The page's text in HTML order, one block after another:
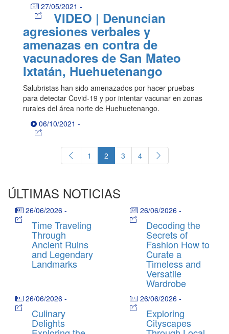
27/05/2021 -
VIDEO | Denuncian
agresiones verbales y
amenazas en contra de
vacunadores de San Mateo
Ixtatán, Huehuetenango
Salubristas han sido amenazados por hacer pruebas
para detectar Covid-19 y por intentar vacunar en zonas
rurales del área norte de Huehuetenango.
06/10/2021 -
1 2 3 4
ÚLTIMAS NOTICIAS
26/06/2026 -
Time Traveling
Through
Ancient Ruins
and Legendary
Landmarks
26/06/2026 -
Decoding the
Secrets of
Fashion How to
Curate a
Timeless and
Versatile
Wardrobe
26/06/2026 -
Culinary
Delights
26/06/2026 -
Exploring
Cityscapes